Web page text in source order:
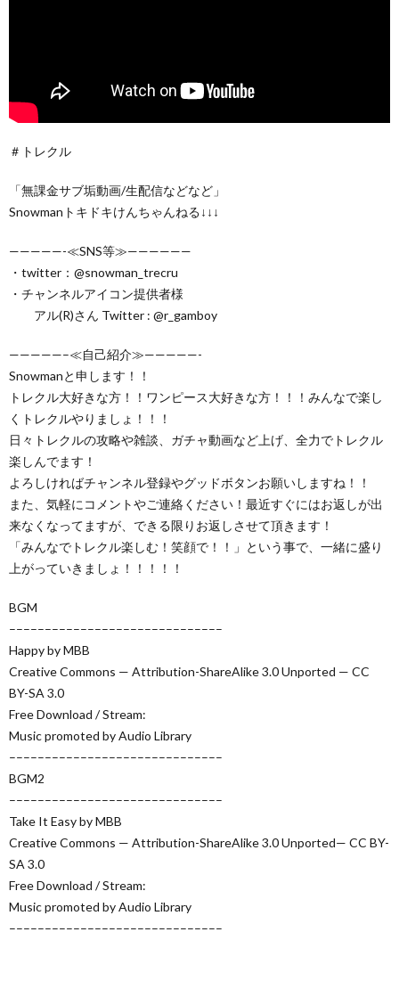
＃トレクル
「無課金サブ垢動画/生配信などなど」
Snowmanトキドキけんちゃんねる↓↓↓
—————-≪SNS等≫——————
・twitter：@snowman_trecru
・チャンネルアイコン提供者様
アル(R)さん Twitter : @r_gamboy
—————–≪自己紹介≫—————-
Snowmanと申します！！
トレクル大好きな方！！ワンピース大好きな方！！！みんなで楽し
くトレクルやりましょ！！！
日々トレクルの攻略や雑談、ガチャ動画など上げ、全力でトレクル
楽しんでます！
よろしければチャンネル登録やグッドボタンお願いしますね！！
また、気軽にコメントやご連絡ください！最近すぐにはお返しが出
来なくなってますが、できる限りお返しさせて頂きます！
「みんなでトレクル楽しむ！笑顔で！！」という事で、一緒に盛り
上がっていきましょ！！！！！
BGM
––––––––––––––––––––––––––––––
Happy by MBB
Creative Commons — Attribution-ShareAlike 3.0 Unported — CC
BY-SA 3.0
Free Download / Stream:
Music promoted by Audio Library
––––––––––––––––––––––––––––––
BGM2
––––––––––––––––––––––––––––––
Take It Easy by MBB
Creative Commons — Attribution-ShareAlike 3.0 Unported— CC BY-
SA 3.0
Free Download / Stream:
Music promoted by Audio Library
––––––––––––––––––––––––––––––